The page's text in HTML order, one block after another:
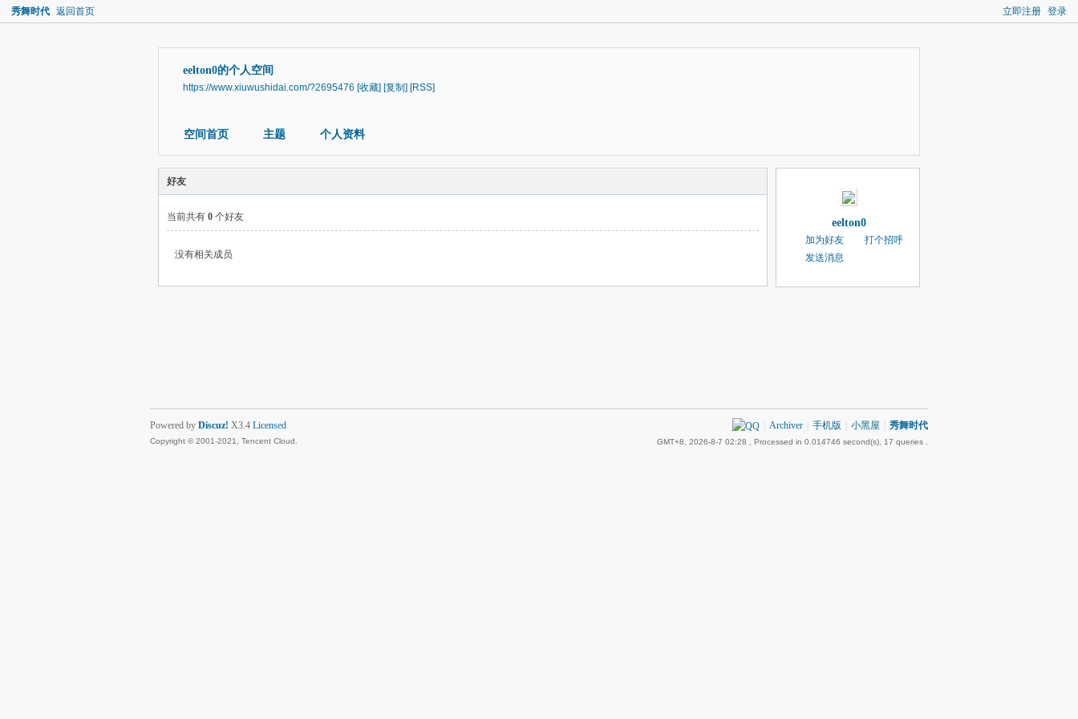
立即注册 登录
秀舞时代 返回首页
eelton0的个人空间
https://www.xiuwushidai.com/?2695476 [收藏] [复制] [RSS]
空间首页 主题 个人资料
好友
当前共有 0 个好友
没有相关成员
eelton0
加为好友
打个招呼
发送消息
Archiver 手机版 小黑屋 秀舞时代
GMT+8, 2026-8-7 02:28 , Processed in 0.014746 second(s), 17 queries .
Powered by Discuz! X3.4 Licensed
Copyright © 2001-2021, Tencent Cloud.